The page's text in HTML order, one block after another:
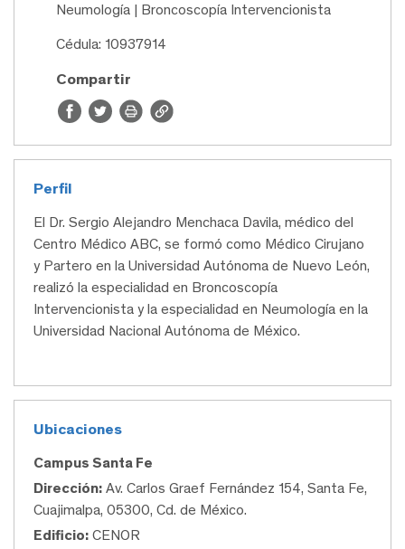
Neumología | Broncoscopía Intervencionista
Cédula: 10937914
Compartir
Perfil
El Dr. Sergio Alejandro Menchaca Davila, médico del
Centro Médico ABC, se formó como Médico Cirujano
y Partero en la Universidad Autónoma de Nuevo León,
realizó la especialidad en Broncoscopía
Intervencionista y la especialidad en Neumología en la
Universidad Nacional Autónoma de México.
Ubicaciones
Campus Santa Fe
Dirección: Av. Carlos Graef Fernández 154, Santa Fe,
Cuajimalpa, 05300, Cd. de México.
Edificio: CENOR